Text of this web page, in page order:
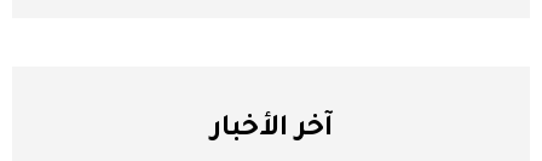
آخر الأخبار